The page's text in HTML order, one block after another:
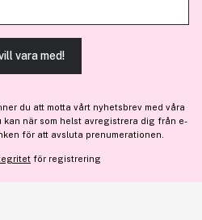
COOKIES
AS
professionella hårprodukter, klicka
vara med!
du att motta vårt nyhetsbrev med våra
kan när som helst avregistrera dig från e-
för att avsluta prenumerationen.
för registrering